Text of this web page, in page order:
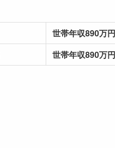
世帯年収890万
世帯年収890万